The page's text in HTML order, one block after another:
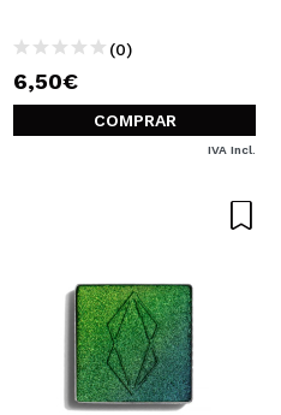
(0)
6,50€
COMPRAR
IVA Incl.